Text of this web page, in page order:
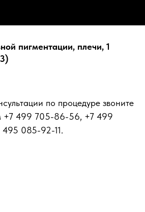
пигментации, плечи, 1
по процедуре звоните
+7 499 705-86-56, +7 499
085-92-11.